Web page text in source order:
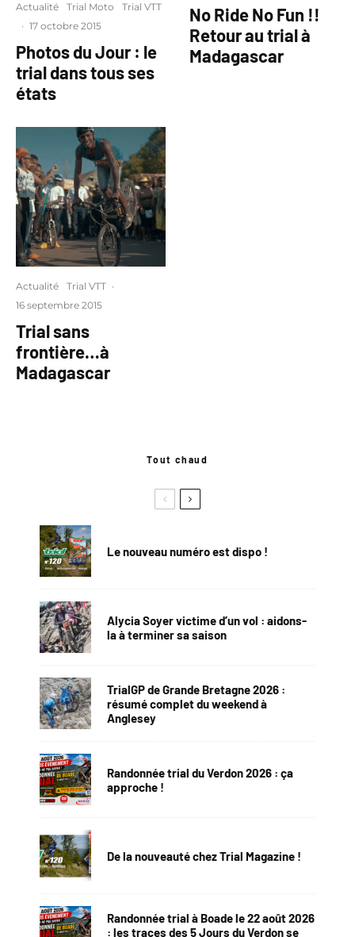
Actualité Trial Moto
Trial VTT
· 17 octobre 2015
Photos du Jour : le
trial dans tous ses
états
Actualité Trial VTT ·
16 septembre 2015
Trial sans
frontière…à
Madagascar
No Ride No Fun !!
Retour au trial à
Madagascar
Tout chaud
Le nouveau numéro est dispo !
Alycia Soyer victime d’un vol : aidons-
la à terminer sa saison
TrialGP de Grande Bretagne 2026 :
résumé complet du weekend à
Anglesey
Randonnée trial du Verdon 2026 : ça
approche !
De la nouveauté chez Trial Magazine !
Randonnée trial à Boade le 22 août 2026
: les traces des 5 Jours du Verdon se